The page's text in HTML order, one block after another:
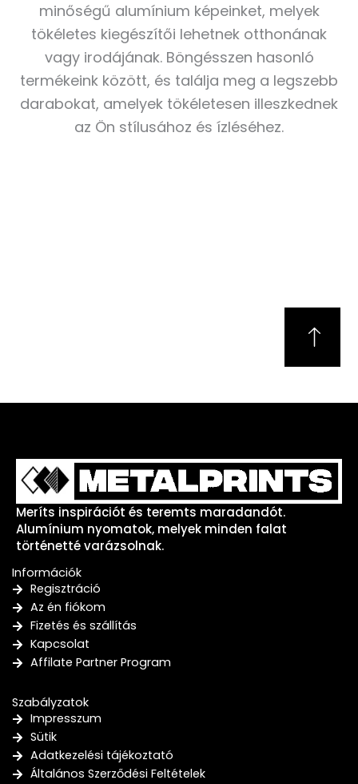
minőségű alumínium képeinket, melyek
tökéletes kiegészítői lehetnek otthonának
vagy irodájának. Böngésszen hasonló
termékeink között, és találja meg a legszebb
darabokat, amelyek tökéletesen illeszkednek
az Ön stílusához és ízléséhez.
Meríts inspirációt és teremts maradandót.
Alumínium nyomatok, melyek minden falat
történetté varázsolnak.
Információk
Regisztráció
Az én fiókom
Fizetés és szállítás
Kapcsolat
Affilate Partner Program
Szabályzatok
Impresszum
Sütik
Adatkezelési tájékoztató
Általános Szerződési Feltételek